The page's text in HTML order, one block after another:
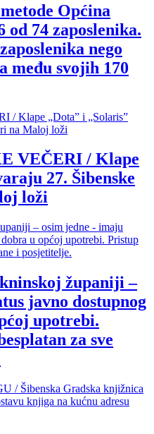
Općina
od 74 zaposlenika.
nego
među svojih 170
VEČERI / Klape
27. Šibenske
loži
županiji –
javno dostupnog
upotrebi.
za sve